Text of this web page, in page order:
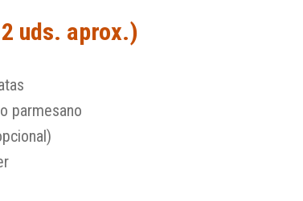
uds. aprox.)
parmesano